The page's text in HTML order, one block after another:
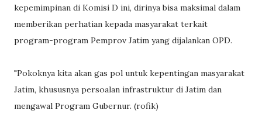
kepemimpinan di Komisi D ini, dirinya bisa maksimal dalam
memberikan perhatian kepada masyarakat terkait
program-program Pemprov Jatim yang dijalankan OPD.
"Pokoknya kita akan gas pol untuk kepentingan masyarakat
Jatim, khususnya persoalan infrastruktur di Jatim dan
mengawal Program Gubernur. (rofik)